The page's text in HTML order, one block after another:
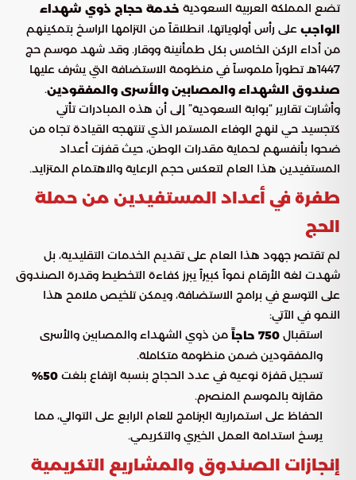
تضع المملكة العربية السعودية خدمة حجاج ذوي شهداء
الواجب على رأس أولوياتها، انطلاقاً من التزامها الراسخ بتمكينهم
من أداء الركن الخامس بكل طمأنينة ووقار. وقد شهد موسم حج
1447هـ تطوراً ملموساً في منظومة الاستضافة التي يشرف عليها
صندوق الشهداء والمصابين والأسرى والمفقودين.
وأشارت تقارير “بوابة السعودية” إلى أن هذه المبادرات تأتي
كتجسيد حي لنهج الوفاء المستمر الذي تنتهجه القيادة تجاه من
ضحوا بأنفسهم لحماية مقدرات الوطن، حيث قفزت أعداد
المستفيدين هذا العام لتعكس حجم الرعاية والاهتمام المتزايد.
طفرة في أعداد المستفيدين من حملة
الحج
لم تقتصر جهود هذا العام على تقديم الخدمات التقليدية، بل
شهدت لغة الأرقام نمواً كبيراً يبرز كفاءة التخطيط وقدرة الصندوق
على التوسع في برامج الاستضافة، ويمكن تلخيص ملامح هذا
النمو في الآتي:
استقبال 750 حاجاً
من ذوي الشهداء والمصابين والأسرى
والمفقودين ضمن منظومة متكاملة.
تسجيل قفزة نوعية في عدد الحجاج بنسبة ارتفاع بلغت 50%
مقارنة بالموسم المنصرم.
الحفاظ على استمرارية البرنامج للعام الرابع على التوالي، مما
يرسخ استدامة العمل الخيري والتكريمي.
إنجازات الصندوق والمشاريع التكريمية